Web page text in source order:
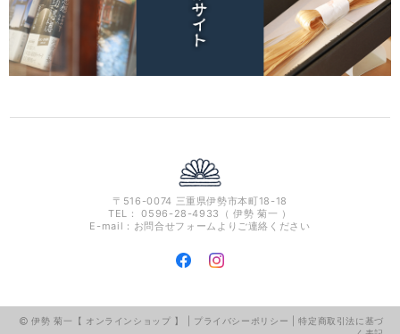
〒516-0074 三重県伊勢市本町18-18
TEL： 0596-28-4933（ 伊勢 菊一 ）
E-mail：お問合せフォームよりご連絡ください
伊勢 菊一【 オンラインショップ 】 | プライバシーポリシー |特定商取引法に基づ